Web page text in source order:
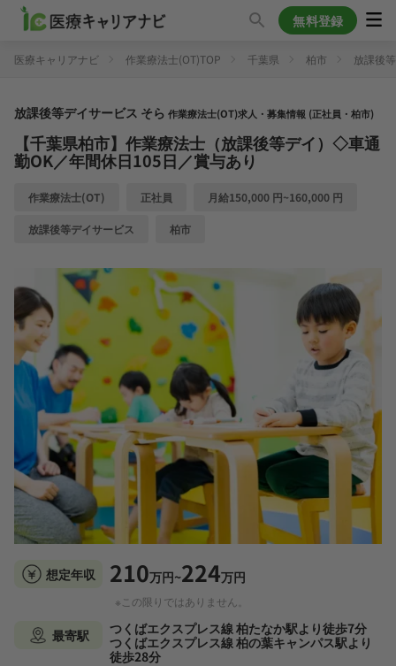
無料登録
医療キャリアナビ 作業療法士(OT)TOP 千葉県 柏市 放課後
放課後等デイサービス そら 作業療法士(OT)求人・募集情報 (正社員・柏市)
【千葉県柏市】作業療法士（放課後等デイ）◇車通
勤OK／年間休日105日／賞与あり
作業療法士(OT) 正社員 月給150,000 円~160,000 円
放課後等デイサービス 柏市
想定年収 210万円~224万円
※この限りではありません。
最寄駅
つくばエクスプレス線 柏たなか駅より徒歩7分
つくばエクスプレス線 柏の葉キャンパス駅より
徒歩28分